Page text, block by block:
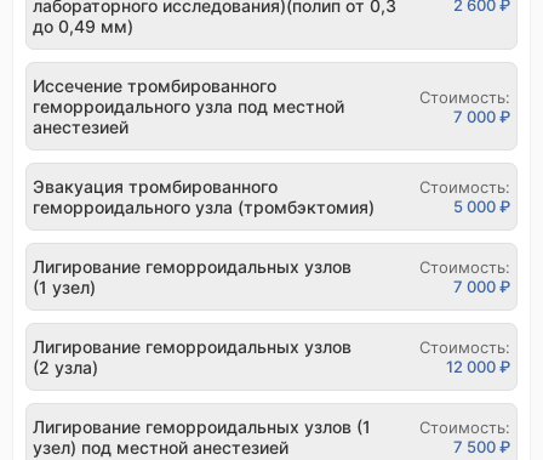
лабораторного исследования)(полип от 0,3
до 0,49 мм)
2 600 ₽
Иссечение тромбированного
геморроидального узла под местной
анестезией
Стоимость:
7 000 ₽
Эвакуация тромбированного
геморроидального узла (тромбэктомия)
Стоимость:
5 000 ₽
Лигирование геморроидальных узлов
(1 узел)
Стоимость:
7 000 ₽
Лигирование геморроидальных узлов
(2 узла)
Стоимость:
12 000 ₽
Лигирование геморроидальных узлов (1
узел) под местной анестезией
Стоимость:
7 500 ₽